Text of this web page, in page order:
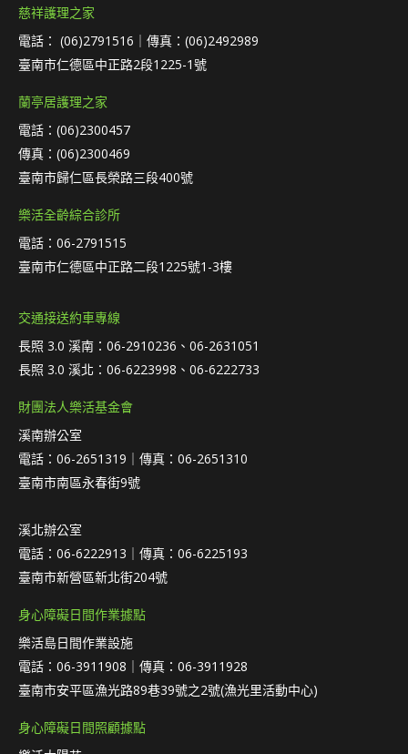
慈祥護理之家
電話： (06)2791516｜傳真：(06)2492989
臺南市仁德區中正路2段1225-1號
蘭亭居護理之家
電話：(06)2300457
傳真：(06)2300469
臺南市歸仁區長榮路三段400號
樂活全齡綜合診所
電話：06-2791515
臺南市仁德區中正路二段1225號1-3樓
交通接送約車專線
長照 3.0 溪南：06-2910236、06-2631051
長照 3.0 溪北：06-6223998、06-6222733
財團法人樂活基金會
溪南辦公室
電話：06-2651319｜傳真：06-2651310
臺南市南區永春街9號
溪北辦公室
電話：06-6222913｜傳真：06-6225193
臺南市新營區新北街204號
身心障礙日間作業據點
樂活島日間作業設施
電話：06-3911908｜傳真：06-3911928
臺南市安平區漁光路89巷39號之2號(漁光里活動中心)
身心障礙日間照顧據點